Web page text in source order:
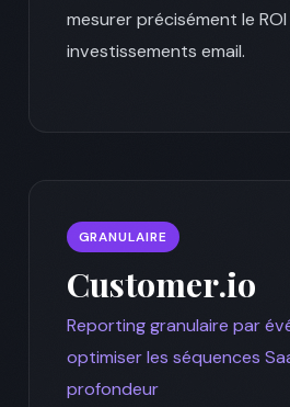
mesurer précisément le
investissements email.
GRANULAIRE
Customer.io
Reporting granulaire par
optimiser les séquences
profondeur